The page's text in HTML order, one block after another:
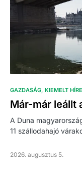
GAZDASÁG KIEMELT
Már-már leállt
A Duna
11 szállodahajó
2026. augusztus 5.